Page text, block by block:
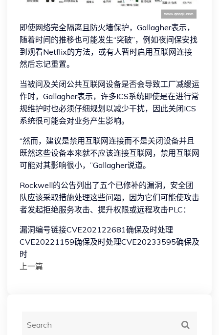
即使网络完全隔离且防火墙保护，Gallagher表示，
随着时间的推移也可能发生“突破”，例如夜间保安找
到观看Netflix的方法，或有人暂时启用互联网连接
然后忘记重置。
当被问及关闭公共互联网设备是否会导致工厂减缓运
作时，Gallagher表示，许多ICS系统即使是在进行常
规维护时也必须仔细规划以减少干扰，因此关闭ICS
系统很可能会对业务产生影响。
“然而，建议是禁用互联网连接而不是关闭设备并且
既然这些设备本来就不应该连接互联网，禁用互联网
可能对其影响很小，”Gallagher说道。
Rockwell的公告列出了五个已修补的漏洞，安全团
队应该采取措施处理这些问题，因为它们可能使攻击
者发起拒绝服务攻击、提升权限或远程攻击PLC：
漏洞编号链接CVE202122681确保及时处理
CVE20221159确保及时处理CVE20233595确保及
时
上一篇